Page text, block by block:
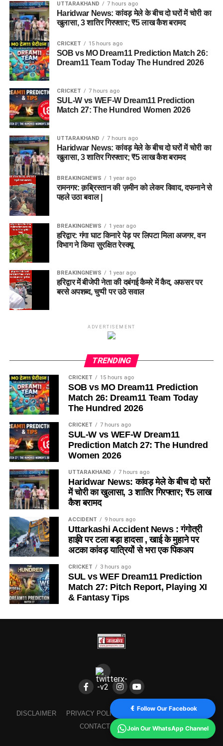
UTTARAKHAND 7 hours ago
Haridwar News: कांवड़ मेले के बीच दो घरों में चोरी का
खुलासा, 3 शातिर गिरफ्तार; ₹5 लाख कैश बरामद
CRICKET 15 hours ago
SOB vs MO Dream11 Prediction Match 26:
Dream11 Team Today The Hundred 2026
CRICKET 7 hours ago
SUL-W vs WEF-W Dream11 Prediction
Match 27: The Hundred Women 2026
UTTARAKHAND 7 hours ago
Haridwar News: कांवड़ मेले के बीच दो घरों में चोरी का
खुलासा, 3 शातिर गिरफ्तार; ₹5 लाख कैश बरामद
BREAKINGNEWS 1 year ago
रामनगर: क़ब्रिस्तान की ज़मीन को लेकर विवाद, दफनाने से
पहले उठा बवाल |
BREAKINGNEWS 1 year ago
हरिद्वार: गंगा घाट किनारे पेड़ पर लिपटा मिला अजगर, वन
विभाग ने किया सुरक्षित रेस्क्यू
BREAKINGNEWS 1 year ago
हरिद्वार में बीजेपी नेता की दबंगई कैमरे में कैद, अफसर पर
बरसे अपशब्द, चुप्पी पर उठे सवाल
ADVERTISEMENT
TRENDING
CRICKET 15 hours ago
SOB vs MO Dream11 Prediction
Match 26: Dream11 Team Today
The Hundred 2026
CRICKET 7 hours ago
SUL-W vs WEF-W Dream11
Prediction Match 27: The Hundred
Women 2026
UTTARAKHAND 7 hours ago
Haridwar News: कांवड़ मेले के बीच दो घरों
में चोरी का खुलासा, 3 शातिर गिरफ्तार; ₹5 लाख
कैश बरामद
ACCIDENT 9 hours ago
Uttarkashi Accident News : गंगोत्री
हाईवे पर टला बड़ा हादसा , खाई के मुहाने पर
अटका कांवड़ यात्रियों से भरा एक पिकअप
CRICKET 3 hours ago
SUL vs WEF Dream11 Prediction
Match 27: Pitch Report, Playing XI
& Fantasy Tips
DISCLAIMER PRIVACY POLICY
TERMS AND CONDITION
CONTACT
ABOUT US
Follow Our Facebook
Join Our WhatsApp Channel